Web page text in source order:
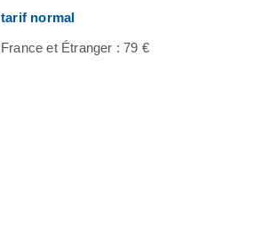
tarif normal
France et Étranger : 79 €